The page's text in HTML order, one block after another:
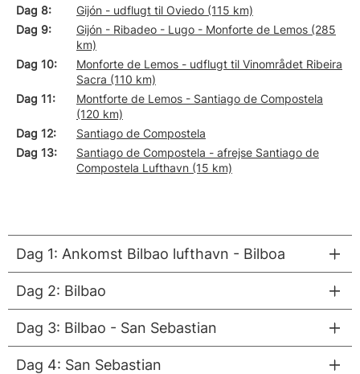
Dag 8
Gijón - udflugt til Oviedo (115 km)
Dag 9
Gijón - Ribadeo - Lugo - Monforte de Lemos (285
km)
Dag 10
Monforte de Lemos - udflugt til Vinområdet Ribeira
Sacra (110 km)
Dag 11
Montforte de Lemos - Santiago de Compostela
(120 km)
Dag 12
Santiago de Compostela
Dag 13
Santiago de Compostela - afrejse Santiago de
Compostela Lufthavn (15 km)
Dag 1: Ankomst Bilbao lufthavn - Bilboa
Dag 2: Bilbao
Dag 3: Bilbao - San Sebastian
Dag 4: San Sebastian